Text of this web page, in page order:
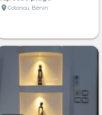
location_on Cotonou, Bénin